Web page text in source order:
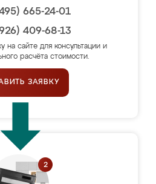
665-24-01
409-68-13
на сайте для консультации и
расчёта стоимости.
ЗАЯВКУ